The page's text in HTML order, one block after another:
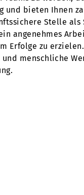
bieten Ihnen
Stelle
angenehmes
Erfolge zu
menschliche